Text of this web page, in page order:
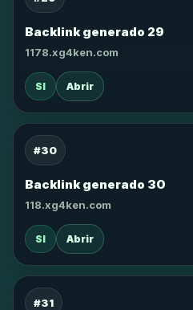
Backlink generado 29
1178.xg4ken.com
SI Abrir
#30
Backlink generado 30
118.xg4ken.com
SI Abrir
#31